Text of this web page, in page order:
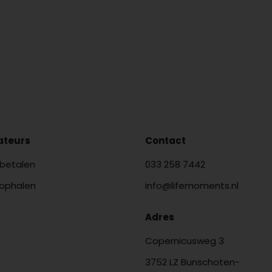
Contact
033 258 7442
info@lifemoments.nl
Adres
Copernicusweg 3
3752 LZ Bunschoten-